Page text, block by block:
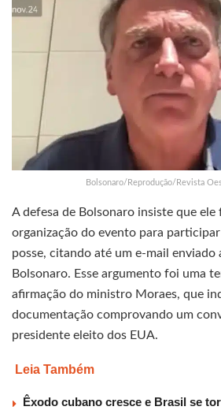
Bolsonaro/Reprodução/Revista
A defesa de Bolsonaro insiste que
organização do evento para
posse, citando até um e-mail enviado
Bolsonaro. Esse argumento foi uma
afirmação do ministro Moraes, que
documentação comprovando um
presidente eleito dos EUA.
Leia Também
Êxodo cubano cresce e Brasil se